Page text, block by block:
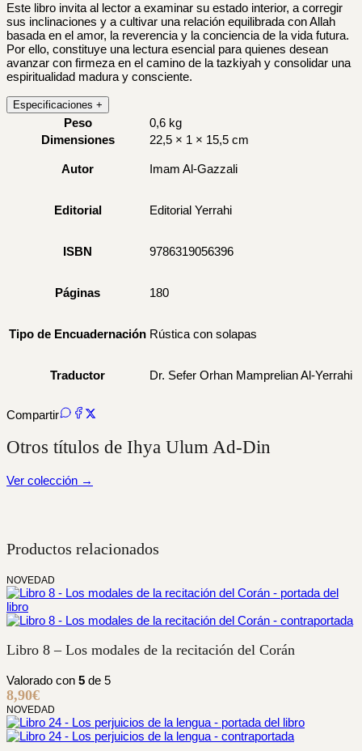
Este libro invita al lector a examinar su estado interior, a corregir
sus inclinaciones y a cultivar una relación equilibrada con Allah
basada en el amor, la reverencia y la conciencia de la vida futura.
Por ello, constituye una lectura esencial para quienes desean
avanzar con firmeza en el camino de la tazkiyah y consolidar una
espiritualidad madura y consciente.
Especificaciones +
Peso
0,6 kg
Dimensiones
22,5 × 1 × 15,5 cm
Autor Imam Al-Gazzali
Editorial Editorial Yerrahi
ISBN 9786319056396
Páginas 180
Tipo de Encuadernación Rústica con solapas
Traductor Dr. Sefer Orhan Mamprelian Al-Yerrahi
Compartir
Otros títulos de Ihya Ulum Ad-Din
Ver colección →
Productos relacionados
NOVEDAD
Libro 8 – Los modales de la recitación del Corán
Valorado con 5 de 5
8,90€
NOVEDAD